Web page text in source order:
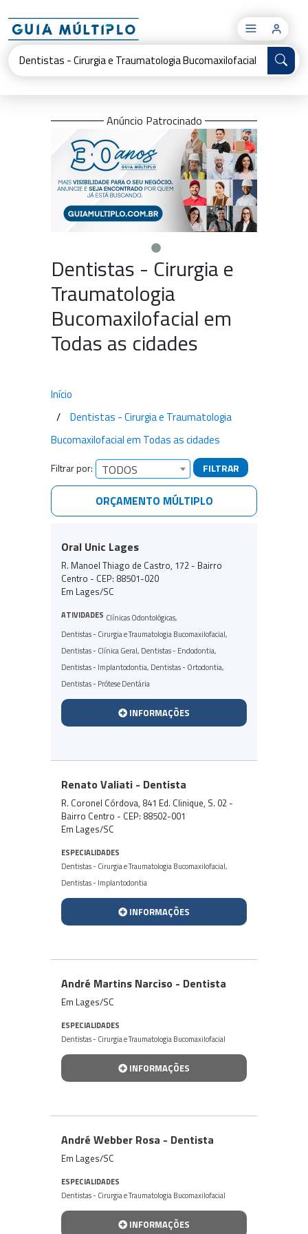
×
Anúncio Patrocinado
Dentistas - Cirurgia e
Traumatologia
Bucomaxilofacial em
Todas as cidades
Início
Dentistas - Cirurgia e Traumatologia
Bucomaxilofacial em Todas as cidades
Filtrar por: TODOS FILTRAR
ORÇAMENTO MÚLTIPLO
Oral Unic Lages
R. Manoel Thiago de Castro, 172 - Bairro
Centro - CEP: 88501-020
Em Lages/SC
ATIVIDADES Clínicas Odontológicas,
Dentistas - Cirurgia e Traumatologia Bucomaxilofacial,
Dentistas - Clínica Geral, Dentistas - Endodontia,
Dentistas - Implantodontia, Dentistas - Ortodontia,
Dentistas - Prótese Dentária
INFORMAÇÕES
Renato Valiati - Dentista
R. Coronel Córdova, 841 Ed. Clinique, S. 02 -
Bairro Centro - CEP: 88502-001
Em Lages/SC
ESPECIALIDADES
Dentistas - Cirurgia e Traumatologia Bucomaxilofacial,
Dentistas - Implantodontia
INFORMAÇÕES
André Martins Narciso - Dentista
Em Lages/SC
ESPECIALIDADES
Dentistas - Cirurgia e Traumatologia Bucomaxilofacial
INFORMAÇÕES
André Webber Rosa - Dentista
Em Lages/SC
ESPECIALIDADES
Dentistas - Cirurgia e Traumatologia Bucomaxilofacial
INFORMAÇÕES